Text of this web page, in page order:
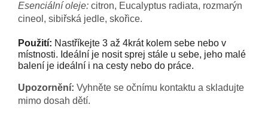
Esenciální oleje: citron, Eucalyptus radiata, rozmarýn
cineol, sibiřská jedle, skořice.
Použití: Nastříkejte 3 až 4krát kolem sebe nebo v
místnosti. Ideální je nosit sprej stále u sebe, jeho malé
balení je ideální i na cesty nebo do práce.
Upozornění: Vyhněte se očnímu kontaktu a skladujte
mimo dosah dětí.